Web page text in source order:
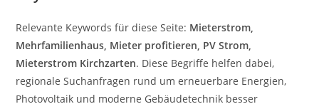
Relevante Keywords für diese Seite: Mieterstrom,
Mehrfamilienhaus, Mieter profitieren, PV Strom,
Mieterstrom Kirchzarten. Diese Begriffe helfen dabei,
regionale Suchanfragen rund um erneuerbare Energien,
Photovoltaik und moderne Gebäudetechnik besser